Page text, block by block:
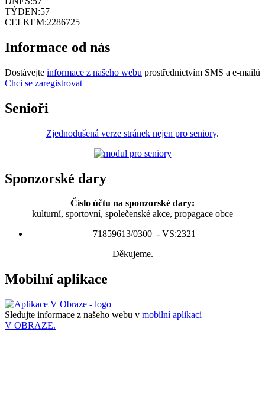
TÝDEN:57
CELKEM:2286725
Informace od nás
Dostávejte informace z našeho webu prostřednictvím SMS a e-mailů
Chci se zaregistrovat
Senioři
Zjednodušená verze stránek nejen pro seniory.
Sponzorské dary
Číslo účtu na sponzorské dary:
kulturní, sportovní, společenské akce, propagace obce
71859613/0300 - VS:2321
Děkujeme.
Mobilní aplikace
Sledujte informace z našeho webu v mobilní aplikaci –
V OBRAZE.